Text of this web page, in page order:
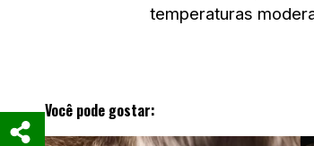
temperaturas